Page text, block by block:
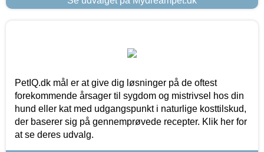
PetIQ.dk mål er at give dig løsninger på de oftest
forekommende årsager til sygdom og mistrivsel hos din
hund eller kat med udgangspunkt i naturlige kosttilskud,
der baserer sig på gennemprøvede recepter. Klik her for
at se deres udvalg.